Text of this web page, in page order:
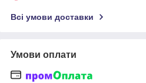
Всі умови доставки
Умови оплати